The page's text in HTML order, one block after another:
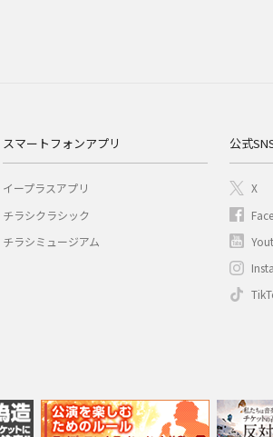
スマートフォンアプリ
イープラスアプリ
チラシクラシック
チラシミュージアム
公式
X